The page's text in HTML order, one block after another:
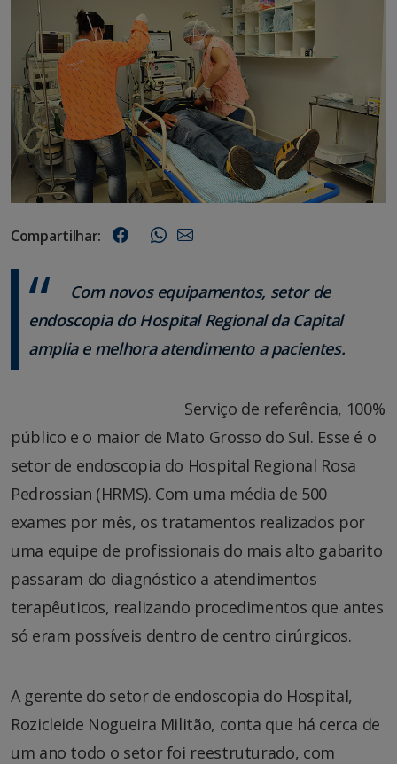
Compartilhar:
Com novos equipamentos, setor de
endoscopia do Hospital Regional da Capital
amplia e melhora atendimento a pacientes.
Serviço de referência, 100%
público e o maior de Mato Grosso do Sul. Esse é o
setor de endoscopia do Hospital Regional Rosa
Pedrossian (HRMS). Com uma média de 500
exames por mês, os tratamentos realizados por
uma equipe de profissionais do mais alto gabarito
passaram do diagnóstico a atendimentos
terapêuticos, realizando procedimentos que antes
só eram possíveis dentro de centro cirúrgicos.
A gerente do setor de endoscopia do Hospital,
Rozicleide Nogueira Militão, conta que há cerca de
um ano todo o setor foi reestruturado, com